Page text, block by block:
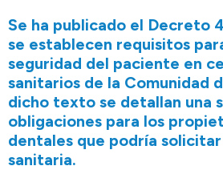
Se ha publicado el Decreto
se establecen requisitos
seguridad del paciente en
sanitarios de la Comunidad
dicho texto se detallan una
obligaciones para los
dentales que podría
sanitaria.